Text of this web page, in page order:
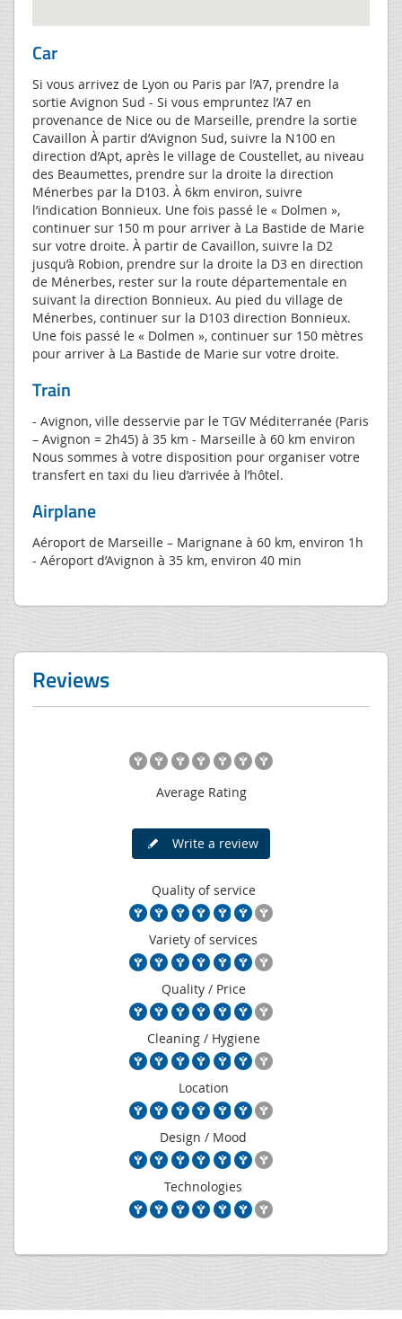
Car
Si vous arrivez de Lyon ou Paris par l’A7, prendre la
sortie Avignon Sud - Si vous empruntez l’A7 en
provenance de Nice ou de Marseille, prendre la sortie
Cavaillon À partir d’Avignon Sud, suivre la N100 en
direction d’Apt, après le village de Coustellet, au niveau
des Beaumettes, prendre sur la droite la direction
Ménerbes par la D103. À 6km environ, suivre
l’indication Bonnieux. Une fois passé le « Dolmen »,
continuer sur 150 m pour arriver à La Bastide de Marie
sur votre droite. À partir de Cavaillon, suivre la D2
jusqu’à Robion, prendre sur la droite la D3 en direction
de Ménerbes, rester sur la route départementale en
suivant la direction Bonnieux. Au pied du village de
Ménerbes, continuer sur la D103 direction Bonnieux.
Une fois passé le « Dolmen », continuer sur 150 mètres
pour arriver à La Bastide de Marie sur votre droite.
Train
- Avignon, ville desservie par le TGV Méditerranée (Paris
– Avignon = 2h45) à 35 km - Marseille à 60 km environ
Nous sommes à votre disposition pour organiser votre
transfert en taxi du lieu d’arrivée à l’hôtel.
Airplane
Aéroport de Marseille – Marignane à 60 km, environ 1h
- Aéroport d’Avignon à 35 km, environ 40 min
Reviews
Average Rating
Write a review
Quality of service
Variety of services
Quality / Price
Cleaning / Hygiene
Location
Design / Mood
Technologies